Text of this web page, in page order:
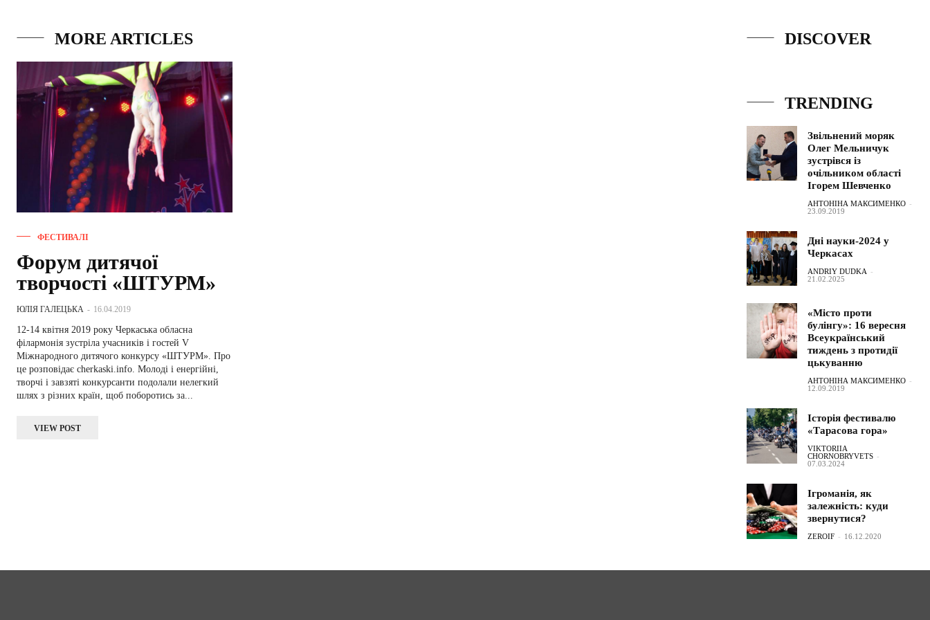
MORE ARTICLES
ФЕСТИВАЛІ
Форум дитячої
творчості «ШТУРМ»
ЮЛІЯ ГАЛЕЦЬКА - 16.04.2019
12-14 квітня 2019 року Черкаська обласна
філармонія зустріла учасників і гостей V
Міжнародного дитячого конкурсу «ШТУРМ». Про
це розповідає cherkaski.info. Молоді і енергійні,
творчі і завзяті конкурсанти подолали нелегкий
шлях з різних країн, щоб поборотись за...
VIEW POST
DISCOVER
TRENDING
Звільнений моряк
Олег Мельничук
зустрівся із
очільником області
Ігорем Шевченко
АНТОНІНА МАКСИМЕНКО -
23.09.2019
Дні науки-2024 у
Черкасах
ANDRIY DUDKA -
21.02.2025
«Місто проти
булінгу»: 16 вересня
Всеукраїнський
тиждень з протидії
цькуванню
АНТОНІНА МАКСИМЕНКО -
12.09.2019
Історія фестивалю
«Тарасова гора»
VIKTORIIA
CHORNOBRYVETS -
07.03.2024
Ігроманія, як
залежність: куди
звернутися?
ZEROIF - 16.12.2020